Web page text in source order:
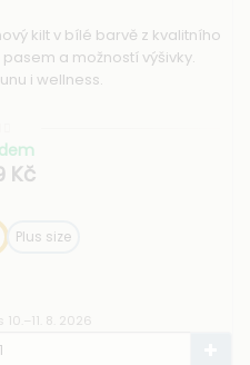
kilt v bílé barvě z kvalitního
a možností výšivky.
i wellness.
Kč
Plus size
8. 2026